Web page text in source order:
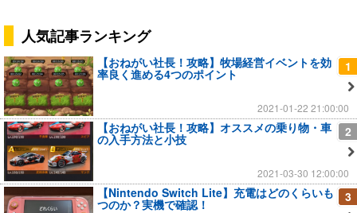
人気記事ランキング
1
【おねがい社長！攻略】牧場経営イベントを効
率良く進める4つのポイント
2021-01-22 21:00:00
2
【おねがい社長！攻略】オススメの乗り物・車
の入手方法と小技
2021-03-30 12:00:00
3
【Nintendo Switch Lite】充電はどのくらいも
つのか？実機で確認！